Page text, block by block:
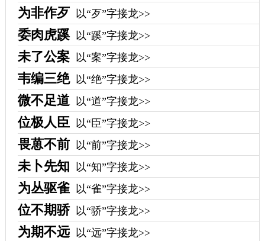
为非作歹 以“歹”字接龙>>
委肉虎蹊 以“蹊”字接龙>>
未了公案 以“案”字接龙>>
韦编三绝 以“绝”字接龙>>
微不足道 以“道”字接龙>>
位极人臣 以“臣”字接龙>>
畏葸不前 以“前”字接龙>>
未卜先知 以“知”字接龙>>
为丛驱雀 以“雀”字接龙>>
位不期骄 以“骄”字接龙>>
为期不远 以“远”字接龙>>